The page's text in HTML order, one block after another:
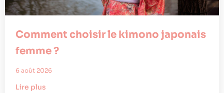
Comment choisir le kimono japonais
femme ?
6 août 2026
Lire plus